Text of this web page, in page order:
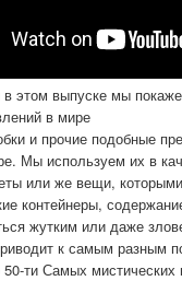
этом выпуске мы
в мире
и прочие подобные
Мы используем их в
или же вещи,
контейнеры,
жутким или даже
к самым разным
ти Самых